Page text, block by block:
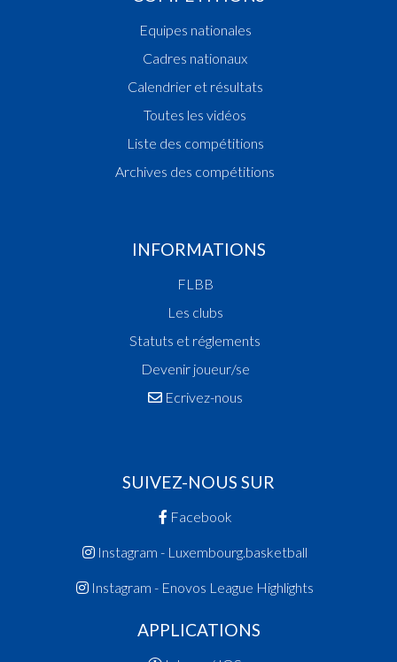
Equipes nationales
Cadres nationaux
Calendrier et résultats
Toutes les vidéos
Liste des compétitions
Archives des compétitions
INFORMATIONS
FLBB
Les clubs
Statuts et réglements
Devenir joueur/se
Ecrivez-nous
SUIVEZ-NOUS SUR
Facebook
Instagram - Luxembourg.basketball
Instagram - Enovos League Highlights
APPLICATIONS